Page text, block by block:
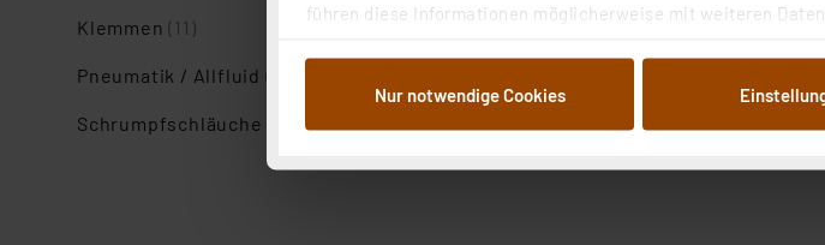
führen diese Informationen möglicherweise mit weiteren
Weiterverarbeitung für die nachfolgend dargestellten bzw. die
Abs.1a DSG-VO) zu. Eine detaillierte Auflistung der einzelnen
Nur notwendige Cookies
Klemmen(11)
Pneumatik / Allfluid (1)
Schrumpfschläuche